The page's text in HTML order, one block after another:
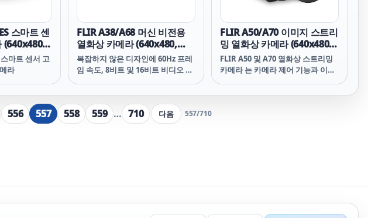
스마트 센
(640x480,
마트 센서 고
라
FLIR A38/A68 머신 비전용
열화상 카메라 (640x480,
-40~80℃)
복잡하지 않은 디자인에 60Hz 프레
임 속도, 8비트 및 16비트 비디오 스
FLIR A50/A70 이미지 스트리
밍 열화상 카메라 (640x480,
-20~1000℃)
FLIR A50 및 A70 열화상 스트리밍
카메라 는 카메라 제어 기능과 이더
리 시간 그리고 더 낮은 비용을 개선
합니다.
556 557 558 559 … 710 다음 557/710